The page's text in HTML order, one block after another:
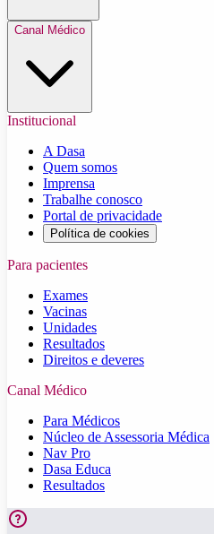
Canal Médico
Institucional
A Dasa
Quem somos
Imprensa
Trabalhe conosco
Portal de privacidade
Política de cookies
Para pacientes
Exames
Vacinas
Unidades
Resultados
Direitos e deveres
Canal Médico
Para Médicos
Núcleo de Assessoria Médica
Nav Pro
Dasa Educa
Resultados